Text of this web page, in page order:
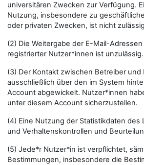
universitären Zwecken zur Verfügung.
Nutzung, insbesondere zu
oder privaten Zwecken, ist nicht
(2) Die Weitergabe der E-Mail-
registrierter Nutzer*innen ist unzulässig.
(3) Der Kontakt zwischen Betreiber
ausschließlich über den im System
Account abgewickelt. Nutzer*innen
unter diesem Account sicherzustellen.
(4) Eine Nutzung der Statistikdaten des
und Verhaltenskontrollen und
(5) Jede*r Nutzer*in ist verpflichtet,
Bestimmungen, insbesondere die